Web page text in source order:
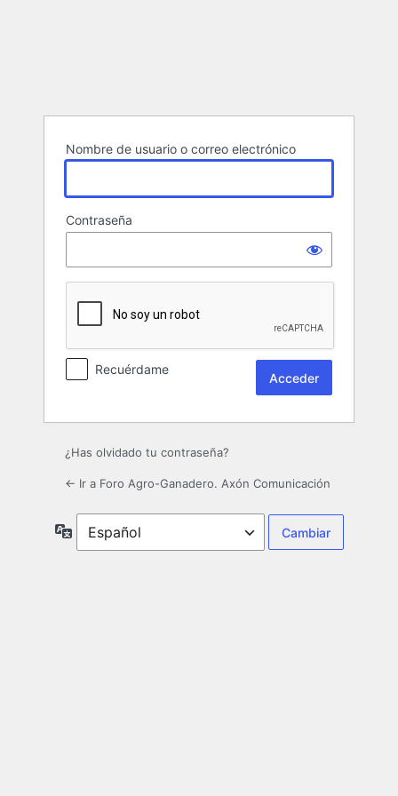
Nombre de usuario o correo electrónico
Contraseña
Recuérdame
¿Has olvidado tu contraseña?
← Ir a Foro Agro-Ganadero. Axón Comunicación
Idioma